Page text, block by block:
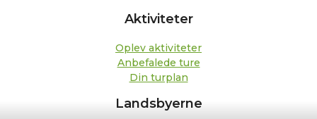
Aktiviteter
Oplev aktiviteter
Anbefalede ture
Din turplan
Landsbyerne